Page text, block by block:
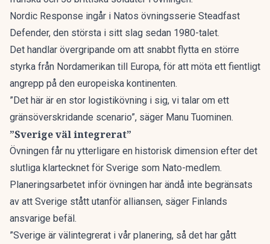
Nordic Response ingår i Natos övningsserie Steadfast
Defender, den största i sitt slag sedan 1980-talet.
Det handlar övergripande om att snabbt flytta en större
styrka från Nordamerikan till Europa, för att möta ett fientligt
angrepp på den europeiska kontinenten.
”Det här är en stor logistikövning i sig, vi talar om ett
gränsöverskridande scenario”, säger Manu Tuominen.
”Sverige väl integrerat”
Övningen får nu ytterligare en historisk dimension efter det
slutliga klartecknet för Sverige som Nato-medlem.
Planeringsarbetet inför övningen har ändå inte begränsats
av att Sverige stått utanför alliansen, säger Finlands
ansvarige befäl.
”Sverige är välintegrerat i vår planering, så det har gått